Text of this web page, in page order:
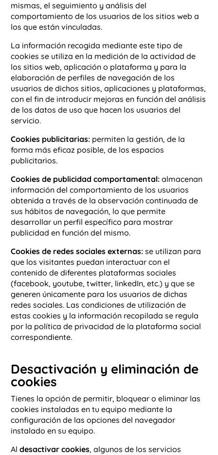
mismas, el seguimiento y análisis del
comportamiento de los usuarios de los sitios web a
los que están vinculadas.
La información recogida mediante este tipo de
cookies se utiliza en la medición de la actividad de
los sitios web, aplicación o plataforma y para la
elaboración de perfiles de navegación de los
usuarios de dichos sitios, aplicaciones y plataformas,
con el fin de introducir mejoras en función del análisis
de los datos de uso que hacen los usuarios del
servicio.
Cookies publicitarias: permiten la gestión, de la
forma más eficaz posible, de los espacios
publicitarios.
Cookies de publicidad comportamental: almacenan
información del comportamiento de los usuarios
obtenida a través de la observación continuada de
sus hábitos de navegación, lo que permite
desarrollar un perfil específico para mostrar
publicidad en función del mismo.
Cookies de redes sociales externas: se utilizan para
que los visitantes puedan interactuar con el
contenido de diferentes plataformas sociales
(facebook, youtube, twitter, linkedIn, etc.) y que se
generen únicamente para los usuarios de dichas
redes sociales. Las condiciones de utilización de
estas cookies y la información recopilada se regula
por la política de privacidad de la plataforma social
correspondiente.
Desactivación y eliminación de
cookies
Tienes la opción de permitir, bloquear o eliminar las
cookies instaladas en tu equipo mediante la
configuración de las opciones del navegador
instalado en su equipo.
Aldesactivar cookies, algunos de los servicios